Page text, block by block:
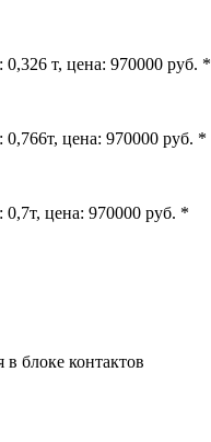
т, цена: 970000 руб. *
цена: 970000 руб. *
цена: 970000 руб. *
блоке контактов